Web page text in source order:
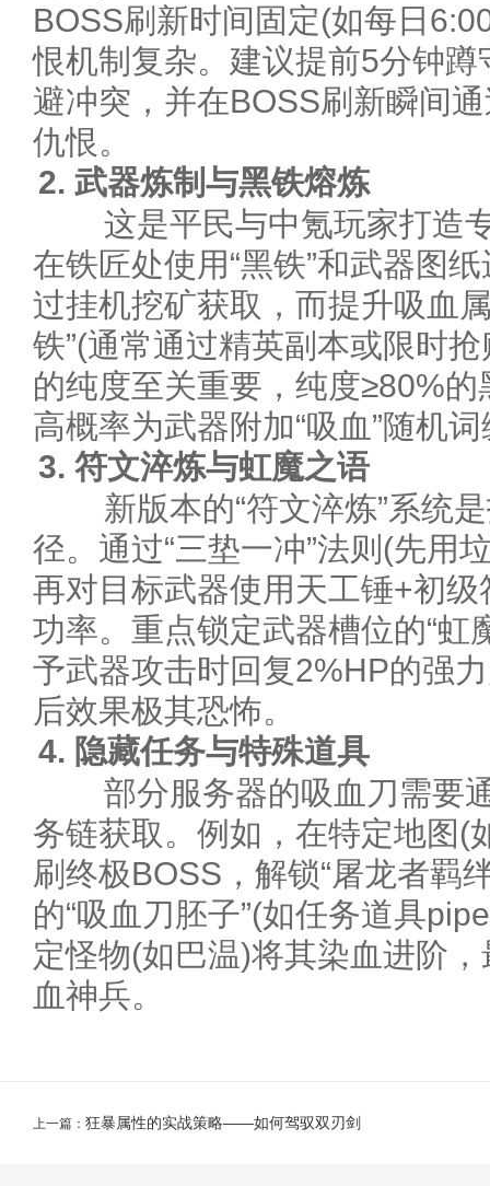
BOSS刷新时间固定(如每日
恨机制复杂。建议提前5分钟
避冲突，并在BOSS刷新瞬间
仇恨。
2. 武器炼制与黑铁熔炼
这是平民与中氪玩家打造
在铁匠处使用“黑铁”和武器图
过挂机挖矿获取，而提升吸血
铁”(通常通过精英副本或限时
的纯度至关重要，纯度≥80%
高概率为武器附加“吸血”随机
3. 符文淬炼与虹魔之语
新版本的“符文淬炼”系统是
径。通过“三垫一冲”法则(先用
再对目标武器使用天工锤+初
功率。重点锁定武器槽位的“虹
予武器攻击时回复2%HP的强
后效果极其恐怖。
4. 隐藏任务与特殊道具
部分服务器的吸血刀需要
务链获取。例如，在特定地图(
刷终极BOSS，解锁“屠龙者羁
的“吸血刀胚子”(如任务道具
定怪物(如巴温)将其染血进阶
血神兵。
上一篇： 狂暴属性的实战策略——如何驾驭双刃剑